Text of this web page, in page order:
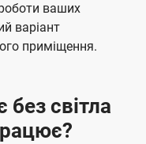
ваших
варіант
приміщення.
світла